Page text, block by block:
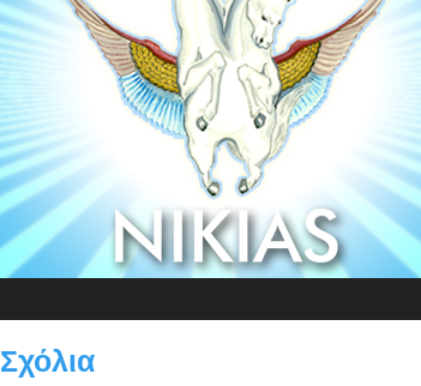
Σχόλια